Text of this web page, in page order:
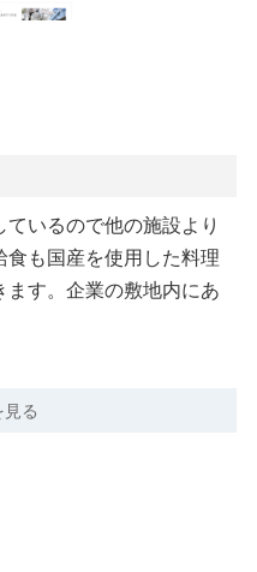
いるので他の施設より
も国産を使用した料理
す。企業の敷地内にあ
る